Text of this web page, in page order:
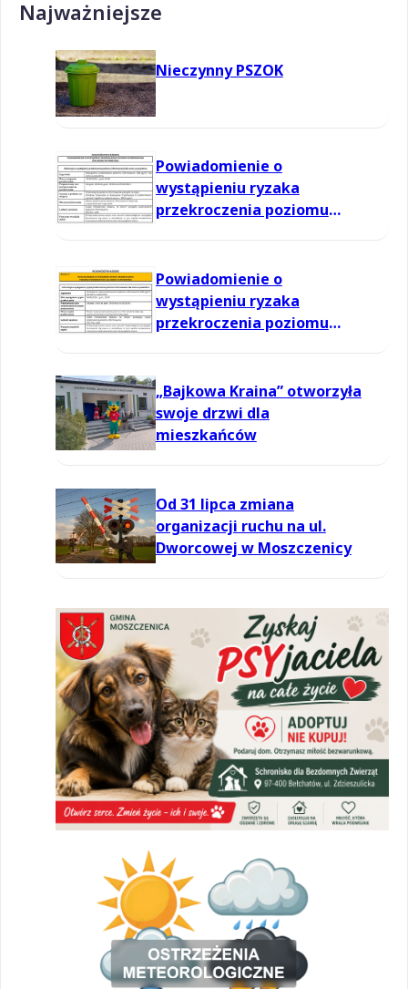
Najważniejsze
Nieczynny PSZOK
Powiadomienie o
wystąpieniu ryzaka
przekroczenia poziomu
Powiadomienie o
wystąpieniu ryzaka
przekroczenia poziomu
„Bajkowa Kraina” otworzyła
swoje drzwi dla
mieszkańców
Od 31 lipca zmiana
organizacji ruchu na ul.
Dworcowej w Moszczenicy